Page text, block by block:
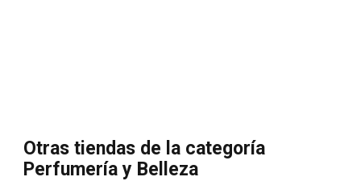
Otras tiendas de la categoría
Perfumería y Belleza